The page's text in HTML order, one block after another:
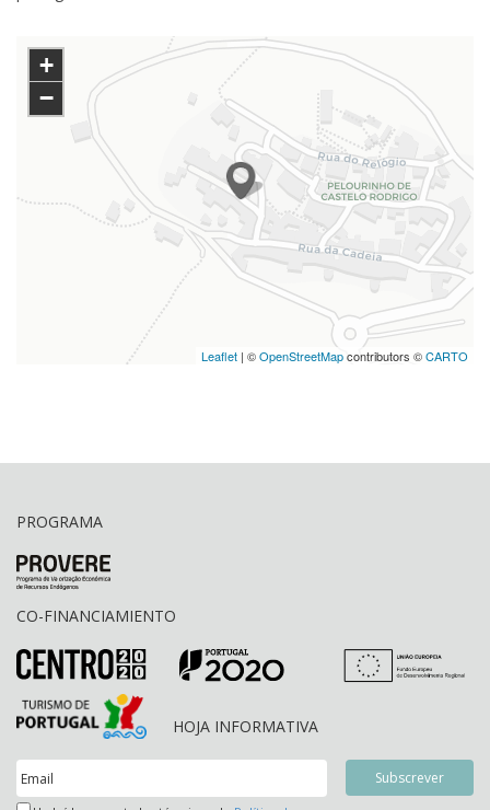
+
−
Leaflet | ©OpenStreetMapcontributors ©CARTO
PROGRAMA
CO-FINANCIAMIENTO
HOJA INFORMATIVA